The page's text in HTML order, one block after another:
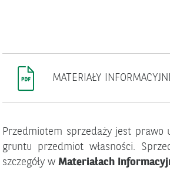
MATERIAŁY
Przedmiotem sprzedaży jest prawo
gruntu przedmiot własności.
szczegóły w Materiałach